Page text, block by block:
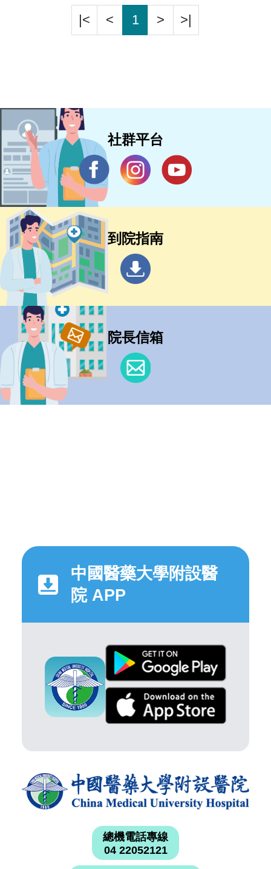
|< < 1 > >|
社群平台
到院指南
院長信箱
中國醫藥大學附設醫
院 APP
總機電話專線
04 22052121